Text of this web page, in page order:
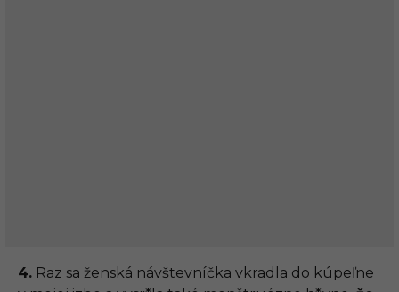
4. Raz sa ženská návštevníčka vkradla do kúpeľne